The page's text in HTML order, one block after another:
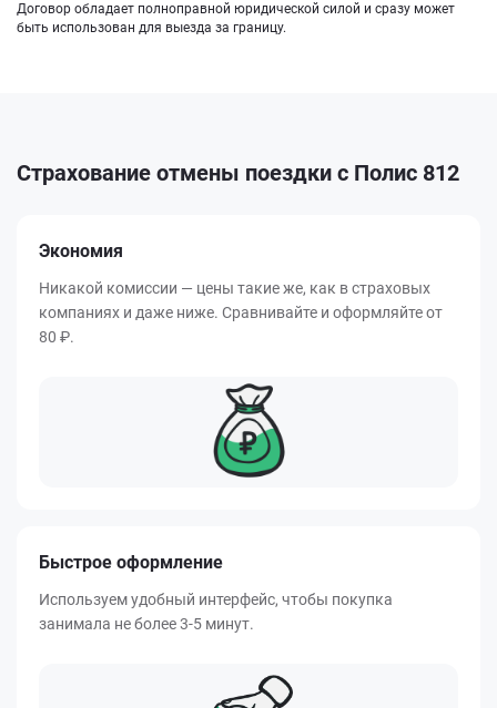
Договор обладает полноправной юридической силой и сразу может
быть использован для выезда за границу.
Страхование отмены поездки с Полис 812
Экономия
Никакой комиссии — цены такие же, как в страховых
компаниях и даже ниже. Сравнивайте и оформляйте от
80 ₽.
Быстрое оформление
Используем удобный интерфейс, чтобы покупка
занимала не более 3-5 минут.